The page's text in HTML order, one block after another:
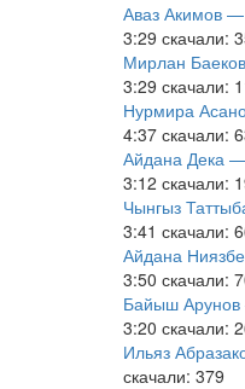
Аваз Акимов
3:29 скачали:
Мирлан
3:29 скачали:
Нурмира
4:37 скачали:
Айдана Дека
3:12 скачали:
Чынгыз
3:41 скачали:
Айдана
3:50 скачали:
Байыш
3:20 скачали:
Ильяз
скачали: 379